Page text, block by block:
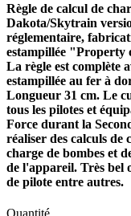
Règle de calcul de
Dakota/Skytrain
réglementaire,
estampillée "Property
La règle est complète
estampillée au fer à
Longueur 31 cm. Le
tous les pilotes et
Force durant la
réaliser des calculs
charge de bombes et
de l'appareil. Très bel
de pilote entre autres.
Quantité